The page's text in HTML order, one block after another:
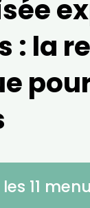
: la
11